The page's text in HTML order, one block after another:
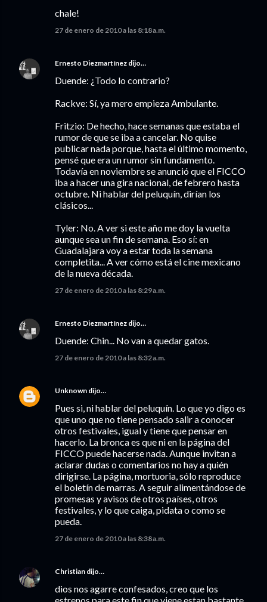
chale!
27 de enero de 2010 a las 8:18 a.m.
Ernesto Diezmartínez dijo…
Duende: ¿Todo lo contrario?
Rackve: Sí, ya mero empieza Ambulante.
Fritzio: De hecho, hace semanas que estaba el
rumor de que se iba a cancelar. No quise
publicar nada porque, hasta el último momento,
pensé que era un rumor sin fundamento.
Todavía en noviembre se anunció que el FICCO
iba a hacer una gira nacional, de febrero hasta
octubre. Ni hablar del peluquín, dirían los
clásicos...
Tyler: No. A ver si este año me doy la vuelta
aunque sea un fin de semana. Eso sí: en
Guadalajara voy a estar toda la semana
completita... A ver cómo está el cine mexicano
de la nueva década.
27 de enero de 2010 a las 8:29 a.m.
Ernesto Diezmartínez dijo…
Duende: Chin... No van a quedar gatos.
27 de enero de 2010 a las 8:32 a.m.
Unknown dijo…
Pues si, ni hablar del peluquín. Lo que yo digo es
que uno que no tiene pensado salir a conocer
otros festivales, igual y tiene que pensar en
hacerlo. La bronca es que ni en la página del
FICCO puede hacerse nada. Aunque invitan a
aclarar dudas o comentarios no hay a quién
dirigirse. La página, mortuoria, sólo reproduce
el boletín de marras. A seguir alimentándose de
promesas y avisos de otros países, otros
festivales, y lo que caiga, pidata o como se
pueda.
27 de enero de 2010 a las 8:38 a.m.
Christian dijo…
dios nos agarre confesados, creo que los